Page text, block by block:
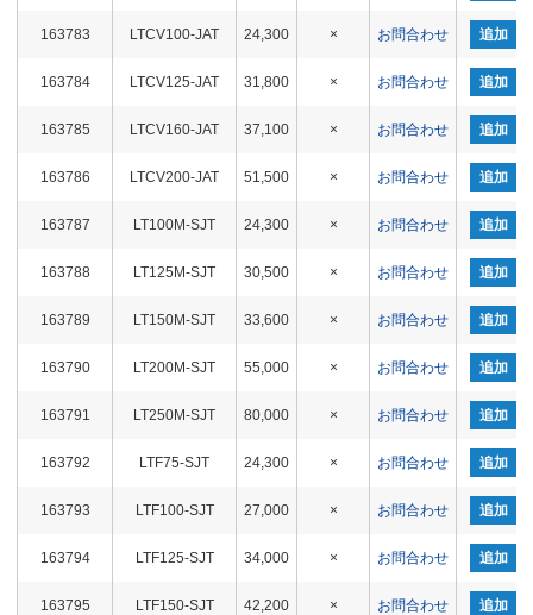
163783 LTCV100-JAT 24,300 × お問合わせ 追加
163784 LTCV125-JAT 31,800 × お問合わせ 追加
163785 LTCV160-JAT 37,100 × お問合わせ 追加
163786 LTCV200-JAT 51,500 × お問合わせ 追加
163787 LT100M-SJT 24,300 × お問合わせ 追加
163788 LT125M-SJT 30,500 × お問合わせ 追加
163789 LT150M-SJT 33,600 × お問合わせ 追加
163790 LT200M-SJT 55,000 × お問合わせ 追加
163791 LT250M-SJT 80,000 × お問合わせ 追加
163792 LTF75-SJT 24,300 × お問合わせ 追加
163793 LTF100-SJT 27,000 × お問合わせ 追加
163794 LTF125-SJT 34,000 × お問合わせ 追加
163795 LTF150-SJT 42,200 × お問合わせ 追加